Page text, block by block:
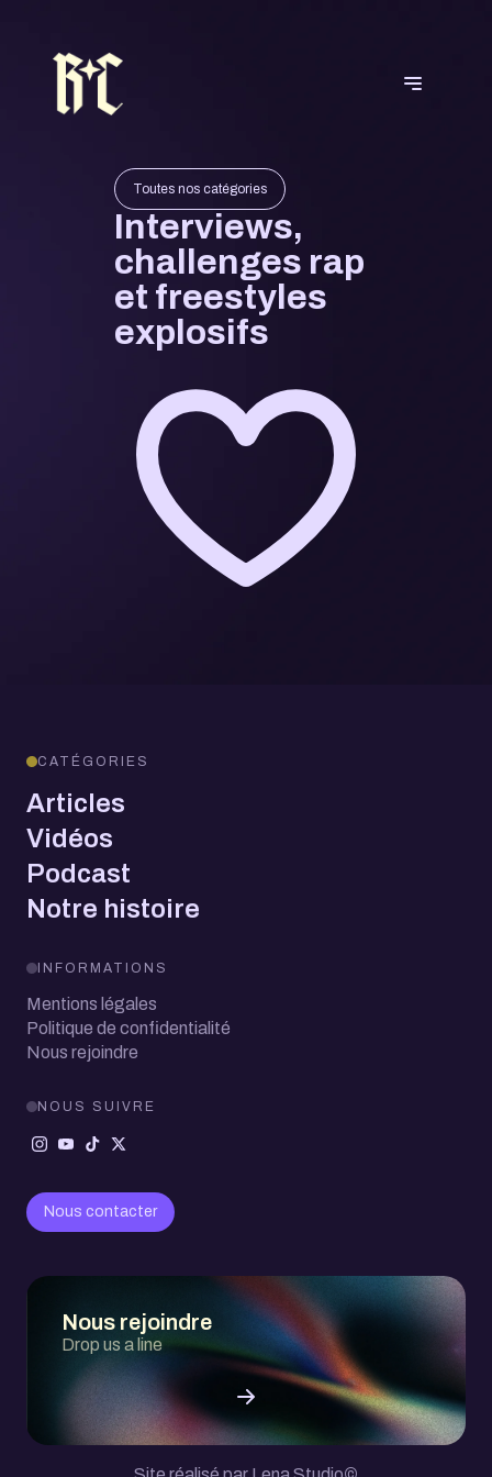
Toutes nos catégories
Interviews,
challenges rap
et freestyles
explosifs
CATÉGORIES
Articles
Vidéos
Podcast
Notre histoire
INFORMATIONS
Mentions légales
Politique de confidentialité
Nous rejoindre
NOUS SUIVRE
Nous contacter
Nous rejoindre
Drop us a line